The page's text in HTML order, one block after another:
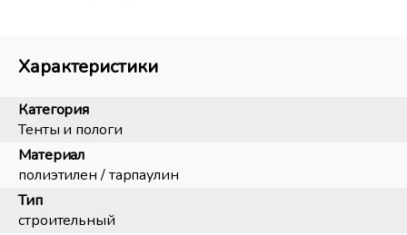
Характеристики
Категория
Тенты и пологи
Материал
полиэтилен / тарпаулин
Тип
строительный